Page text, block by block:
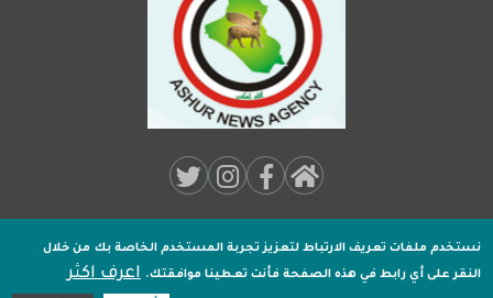
Media:
Footer
جميـع الحقوق محفوظة لـوكالة اشور الاخبارية2020 .
نستخدم ملفات تعريف الارتباط لتعزيز تجربة المستخدم الخاصة بك من خلال
النقر على أي رابط في هذه الصفحة فأنت تعطينا موافقتك. اعرف اكثر